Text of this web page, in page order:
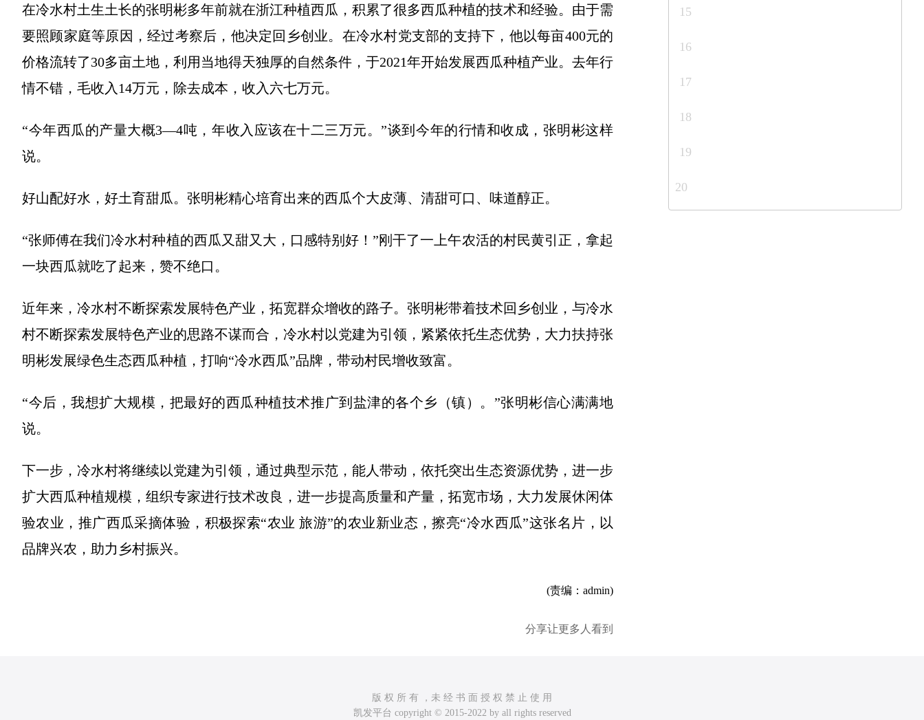
在冷水村土生土长的张明彬多年前就在浙江种植西瓜，积累了很多西瓜种植的技术和经验。由于需
要照顾家庭等原因，经过考察后，他决定回乡创业。在冷水村党支部的支持下，他以每亩400元的
价格流转了30多亩土地，利用当地得天独厚的自然条件，于2021年开始发展西瓜种植产业。去年行
情不错，毛收入14万元，除去成本，收入六七万元。
“今年西瓜的产量大概3—4吨，年收入应该在十二三万元。”谈到今年的行情和收成，张明彬这样
说。
好山配好水，好土育甜瓜。张明彬精心培育出来的西瓜个大皮薄、清甜可口、味道醇正。
“张师傅在我们冷水村种植的西瓜又甜又大，口感特别好！”刚干了一上午农活的村民黄引正，拿起
一块西瓜就吃了起来，赞不绝口。
近年来，冷水村不断探索发展特色产业，拓宽群众增收的路子。张明彬带着技术回乡创业，与冷水
村不断探索发展特色产业的思路不谋而合，冷水村以党建为引领，紧紧依托生态优势，大力扶持张
明彬发展绿色生态西瓜种植，打响“冷水西瓜”品牌，带动村民增收致富。
“今后，我想扩大规模，把最好的西瓜种植技术推广到盐津的各个乡（镇）。”张明彬信心满满地
说。
下一步，冷水村将继续以党建为引领，通过典型示范，能人带动，依托突出生态资源优势，进一步
扩大西瓜种植规模，组织专家进行技术改良，进一步提高质量和产量，拓宽市场，大力发展休闲体
验农业，推广西瓜采摘体验，积极探索“农业 旅游”的农业新业态，擦亮“冷水西瓜”这张名片，以
品牌兴农，助力乡村振兴。
(责编：admin)
分享让更多人看到
15
16
17
18
19
20
版 权 所 有 ，未 经 书 面 授 权 禁 止 使 用
凯发平台 copyright © 2015-2022 by all rights reserved